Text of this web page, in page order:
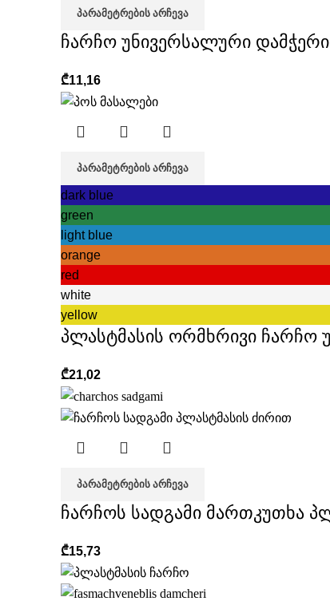
ᲞᲐᲠᲐᲛᲔᲢᲠᲔᲑᲘᲡ ᲐᲠᲩᲔᲕᲐ
ჩარჩო უნივერსალური
₾11,16
ᲞᲐᲠᲐᲛᲔᲢᲠᲔᲑᲘᲡ ᲐᲠᲩᲔᲕᲐ
dark blue
green
light blue
orange
red
white
yellow
პლასტმასის ორმხრივი ჩარჩო
₾21,02
ᲞᲐᲠᲐᲛᲔᲢᲠᲔᲑᲘᲡ ᲐᲠᲩᲔᲕᲐ
ჩარჩოს სადგამი მართკუთხა
₾15,73